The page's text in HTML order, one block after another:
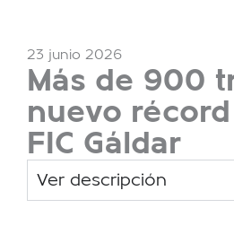
23 junio 2026
Más de 900
nuevo
FIC Gáldar
Ver descripción